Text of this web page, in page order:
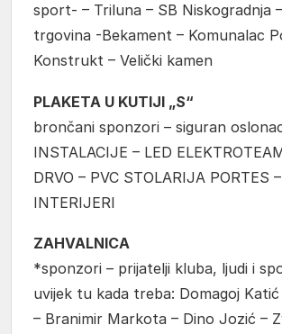
sport- – Triluna – SB Niskogradnja
trgovina -Bekament – Komunalac
Konstrukt – Velički kamen
PLAKETA U KUTIJI „S“
brončani sponzori – siguran
INSTALACIJE – LED
DRVO – PVC STOLARIJA PORTES
INTERIJERI
ZAHVALNICA
*sponzori – prijatelji kluba, ljudi i
uvijek tu kada treba: Domagoj Katić
– Branimir Markota – Dino Jozić –